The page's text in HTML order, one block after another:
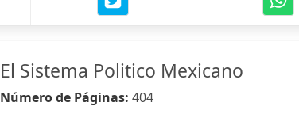
El Sistema Politico Mexicano
Número de Páginas: 404